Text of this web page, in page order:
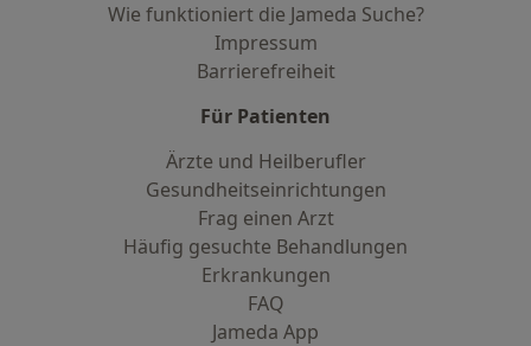
Wie funktioniert die Jameda Suche?
Impressum
Barrierefreiheit
Für Patienten
Ärzte und Heilberufler
Gesundheitseinrichtungen
Frag einen Arzt
Häufig gesuchte Behandlungen
Erkrankungen
FAQ
Jameda App